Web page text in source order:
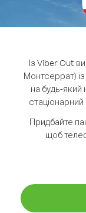
Із Viber Out
Монтсеррат)
на будь-
Придбайте
щоб